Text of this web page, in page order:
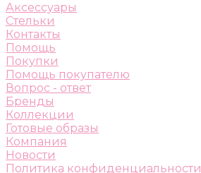
Аксессуары
Стельки
Контакты
Помощь
Покупки
Помощь покупателю
Вопрос - ответ
Бренды
Коллекции
Готовые образы
Компания
Новости
Политика конфиденциальности